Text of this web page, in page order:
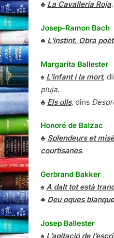
♣ La Cavalleria Roja.
Josep-Ramon Bach
♣ L’instint. Obra
Margarita Ballester
♠ L’infant i la mort,
pluja.
♣ Els ulls, dins
Honoré de Balzac
♣ Splendeurs et
courtisanes.
Gerbrand Bakker
♠ A dalt tot està
♣ Deu oques
Josep Ballester
♠ L’agitació de